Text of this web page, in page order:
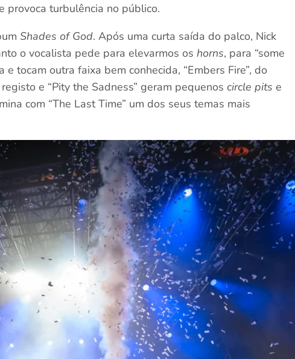
provoca turbulência no público.
Shades of God. Após uma curta saída do palco, Nick
o vocalista pede para elevarmos oshorns, para “some
tocam outra faixa bem conhecida, “Embers Fire”, do
registo e “Pity the Sadness” geram pequenoscircle pits e
com “The Last Time” um dos seus temas mais